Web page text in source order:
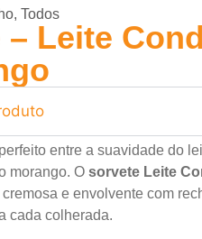
,Todos
– Leite
entre a suavidade do
morango. Osorvete Leite
e envolvente com
cada colherada.